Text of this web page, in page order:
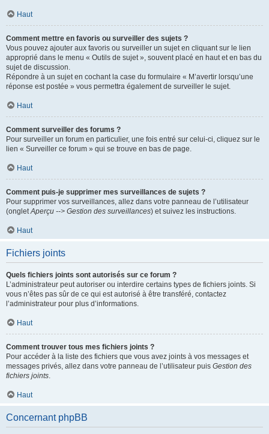
Haut
Comment mettre en favoris ou surveiller des sujets ?
Vous pouvez ajouter aux favoris ou surveiller un sujet en cliquant sur le lien
approprié dans le menu « Outils de sujet », souvent placé en haut et en bas du
sujet de discussion.
Répondre à un sujet en cochant la case du formulaire « M’avertir lorsqu’une
réponse est postée » vous permettra également de surveiller le sujet.
Haut
Comment surveiller des forums ?
Pour surveiller un forum en particulier, une fois entré sur celui-ci, cliquez sur le
lien « Surveiller ce forum » qui se trouve en bas de page.
Haut
Comment puis-je supprimer mes surveillances de sujets ?
Pour supprimer vos surveillances, allez dans votre panneau de l’utilisateur
(ongletAperçu --> Gestion des surveillances) et suivez les instructions.
Haut
Fichiers joints
Quels fichiers joints sont autorisés sur ce forum ?
L’administrateur peut autoriser ou interdire certains types de fichiers joints. Si
vous n’êtes pas sûr de ce qui est autorisé à être transféré, contactez
l’administrateur pour plus d’informations.
Haut
Comment trouver tous mes fichiers joints ?
Pour accéder à la liste des fichiers que vous avez joints à vos messages et
messages privés, allez dans votre panneau de l’utilisateur puis Gestion des
fichiers joints.
Haut
Concernant phpBB